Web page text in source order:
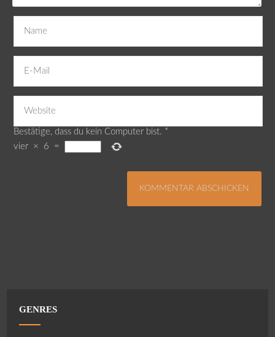
Bestätige, dass du kein Computer bist. *
vier
× 6 =
GENRES